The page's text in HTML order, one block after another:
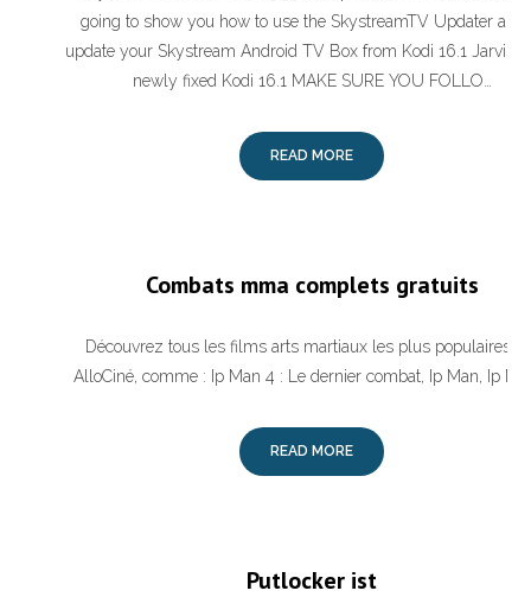
going to show you how to use the SkystreamTV Updater app
update your Skystream Android TV Box from Kodi 16.1 Jarvis
newly fixed Kodi 16.1 MAKE SURE YOU FOLLO…
READ MORE
Combats mma complets gratuits
Découvrez tous les films arts martiaux les plus populaires
AlloCiné, comme : Ip Man 4 : Le dernier combat, Ip Man, Ip
READ MORE
Putlocker ist